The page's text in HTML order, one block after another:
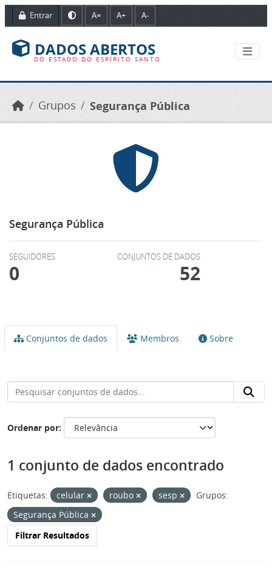
Ir para o conteúdo principal
Entrar A= A+ A-
DADOS ABERTOS
DO ESTADO DO ESPÍRITO SANTO
Grupos Segurança Pública
Segurança Pública
SEGUIDORES
0
CONJUNTOS DE DADOS
52
Conjuntos de dados Membros Sobre
Ordenar por
1 conjunto de dados encontrado
Etiquetas: celular roubo sesp
Grupos:
Segurança Pública
Filtrar Resultados